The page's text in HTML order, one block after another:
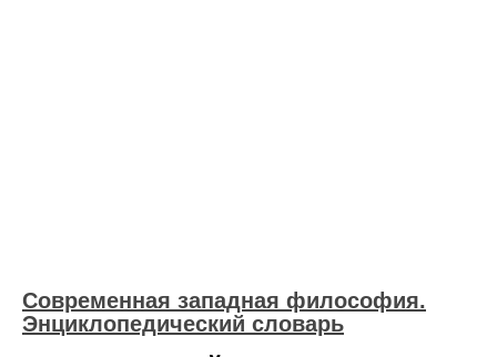
Современная западная философия.
Энциклопедический словарь